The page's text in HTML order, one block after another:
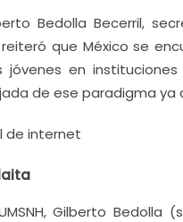
Bedolla Becerril,
reiteró que México se
en
de ese paradigma ya
de internet
Gilberto Bedolla